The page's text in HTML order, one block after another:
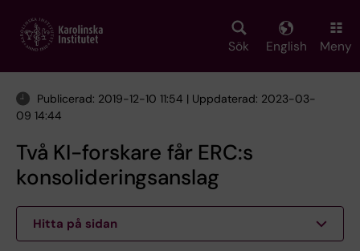
main
Sök English Meny
Publicerad: 2019-12-10 11:54 | Uppdaterad: 2023-03-
09 14:44
Två KI-forskare får ERC:s
konsolideringsanslag
Hitta på sidan